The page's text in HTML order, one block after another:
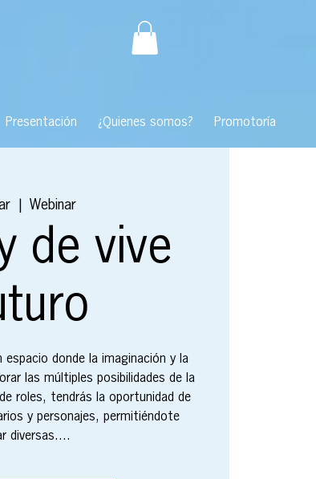
Presentación ¿Quienes somos? Promotoría
  |
Webinar
de vive
espacio donde la imaginación y la
las múltiples posibilidades de la
roles, tendrás la oportunidad de
y personajes, permitiéndote
diversas....